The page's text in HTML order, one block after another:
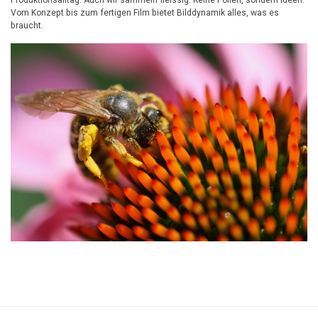
Vom Konzept bis zum fertigen Film bietet Bilddynamik alles, was es
braucht.